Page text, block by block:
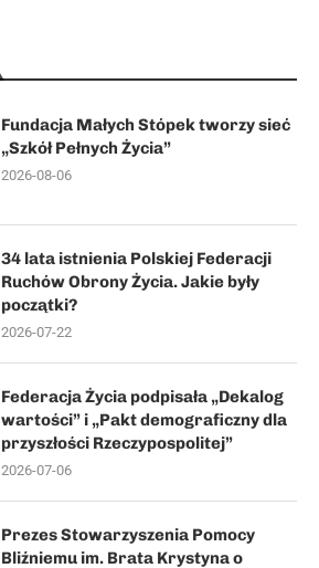
Fundacja Małych Stópek tworzy sieć
„Szkół Pełnych Życia”
2026-08-06
34 lata istnienia Polskiej Federacji
Ruchów Obrony Życia. Jakie były
początki?
2026-07-22
Federacja Życia podpisała „Dekalog
wartości” i „Pakt demograficzny dla
przyszłości Rzeczypospolitej”
2026-07-06
Prezes Stowarzyszenia Pomocy
Bliźniemu im. Brata Krystyna o